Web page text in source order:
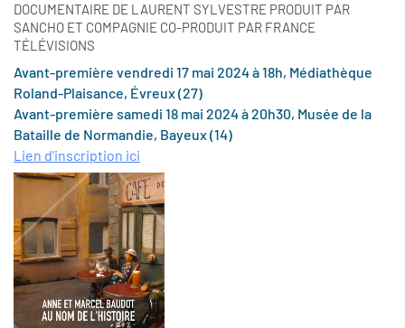
DOCUMENTAIRE DE LAURENT SYLVESTRE PRODUIT PAR
SANCHO ET COMPAGNIE CO-PRODUIT PAR FRANCE
TÉLÉVISIONS
Avant-première vendredi 17 mai 2024 à 18h, Médiathèque
Roland-Plaisance, Évreux (27)
Avant-première samedi 18 mai 2024 à 20h30, Musée de la
Bataille de Normandie, Bayeux (14)
Lien d'inscription ici